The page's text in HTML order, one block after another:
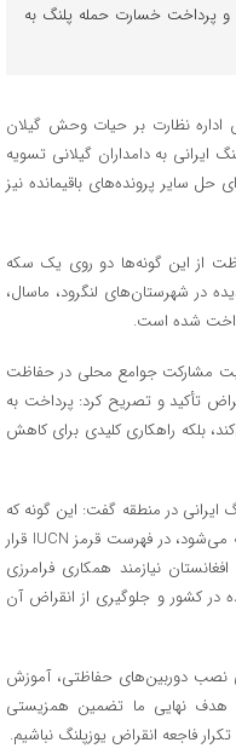
پرداخت خسارت حمله پلنگ به
نظارت بر حیات وحش گیلان
پلنگ ایرانی به دامداران گیلانی تسویه
سایر پرونده‌های باقیمانده نیز
از این گونه‌ها دو روی یک سکه
در شهرستان‌های لنگرود، ماسال،
شده است.
مشارکت جوامع محلی در حفاظت
تأکید و تصریح کرد: پرداخت به
بلکه راهکاری کلیدی برای کاهش
ایرانی در منطقه گفت: این گونه که
به عنوان بزرگترین زیرگونه پلنگ در جهان شناخته می‌شود، در فهرست قرمز IUCN قرار
نیازمند همکاری فرامرزی
در کشور و جلوگیری از انقراض آن
نصب دوربین‌های حفاظتی، آموزش
هدف نهایی ما تضمین همزیستی
فاجعه انقراض یوزپلنگ نباشیم.